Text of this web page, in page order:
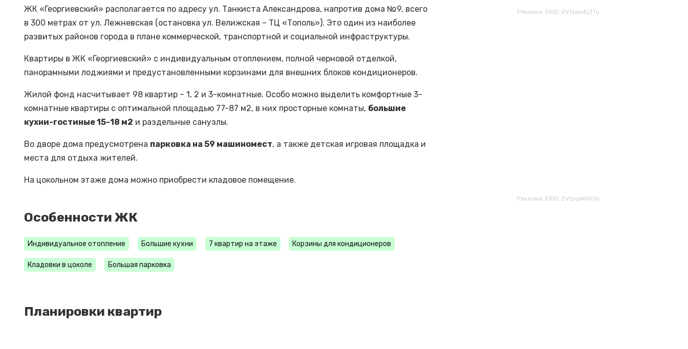
ЖК «Георгиевский» располагается по адресу ул. Танкиста Александрова, напротив дома №9, всего
в 300 метрах от ул. Лежневская (остановка ул. Велижская – ТЦ «Тополь»). Это один из наиболее
развитых районов города в плане коммерческой, транспортной и социальной инфраструктуры.
Квартиры в ЖК «Георгиевский» с индивидуальным отоплением, полной черновой отделкой,
панорамными лоджиями и предустановленными корзинами для внешних блоков кондиционеров.
Жилой фонд насчитывает 98 квартир – 1, 2 и 3-комнатные. Особо можно выделить комфортные 3-
комнатные квартиры с оптимальной площадью 77-87 м2, в них просторные комнаты, большие
кухни-гостиные 15-18 м2 и раздельные санузлы.
Во дворе дома предусмотрена парковка на 59 машиномест, а также детская игровая площадка и
места для отдыха жителей.
На цокольном этаже дома можно приобрести кладовое помещение.
Особенности ЖК
Индивидуальное отопление Большие кухни 7 квартир на этаже Корзины для кондиционеров
Кладовки в цоколе Большая парковка
Планировки квартир
Реклама. ERID: 2VtzqwKj3Tu
Реклама. ERID: 2VtzqxMAGjh